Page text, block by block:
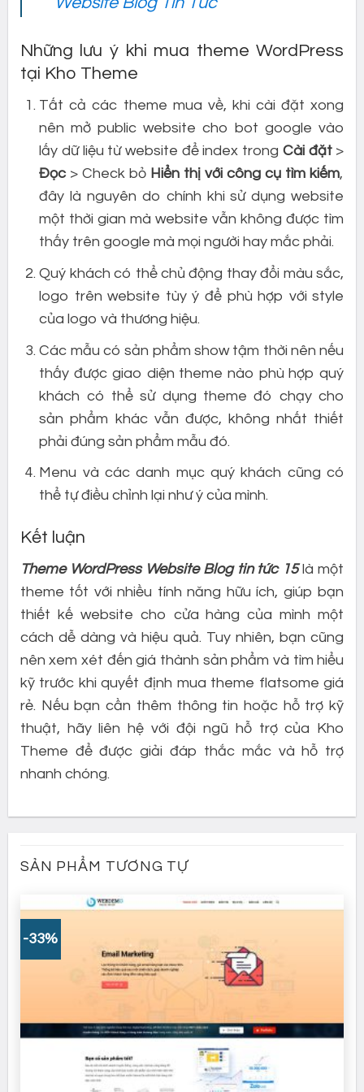
Những lưu ý khi mua theme WordPress
tại Kho Theme
Tất cả các theme mua về, khi cài đặt xong
nên mở public website cho bot google vào
lấy dữ liệu từ website để index trong Cài đặt>
Đọc> Check bỏ Hiển thị với công cụ tìm kiếm,
đây là nguyên do chính khi sử dụng website
một thời gian mà website vẫn không được tìm
thấy trên google mà mọi người hay mắc phải.
Quý khách có thể chủ động thay đổi màu sắc,
logo trên website tùy ý để phù hợp với style
của logo và thương hiệu.
Các mẫu có sản phẩm show tậm thời nên nếu
thấy được giao diện theme nào phù hợp quý
khách có thể sử dụng theme đó chạy cho
sản phẩm khác vẫn được, không nhất thiết
phải đúng sản phẩm mẫu đó.
Menu và các danh mục quý khách cũng có
thể tự điều chỉnh lại như ý của mình.
Kết luận
Theme WordPress Website Blog tin tức 15là một
theme tốt với nhiều tính năng hữu ích, giúp bạn
thiết kế website cho cửa hàng của mình một
cách dễ dàng và hiệu quả. Tuy nhiên, bạn cũng
nên xem xét đến giá thành sản phẩm và tìm hiểu
kỹ trước khi quyết định mua theme flatsome giá
rẻ. Nếu bạn cần thêm thông tin hoặc hỗ trợ kỹ
thuật, hãy liên hệ với đội ngũ hỗ trợ của Kho
Theme để được giải đáp thắc mắc và hỗ trợ
nhanh chóng.
SẢN PHẨM TƯƠNG TỰ
-33%